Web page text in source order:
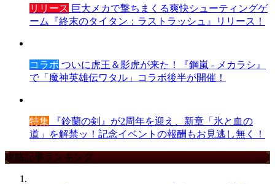
リリース 巨大メカで撃ちまくる爽快シューティングゲ
ーム『終末のタイタン：ラストラッシュ』リリース！
コラボ ついに虎王＆影虎が来た！『鋼嵐 - メカラシ』
で「魔神英雄伝ワタル」コラボ後半が開催！
特集 『鈴蘭の剣』が2周年を迎え、新章「氷と血の
道」を解禁ッ！記念イベントの報酬もお見逃し無く！
攻略記事ランキング